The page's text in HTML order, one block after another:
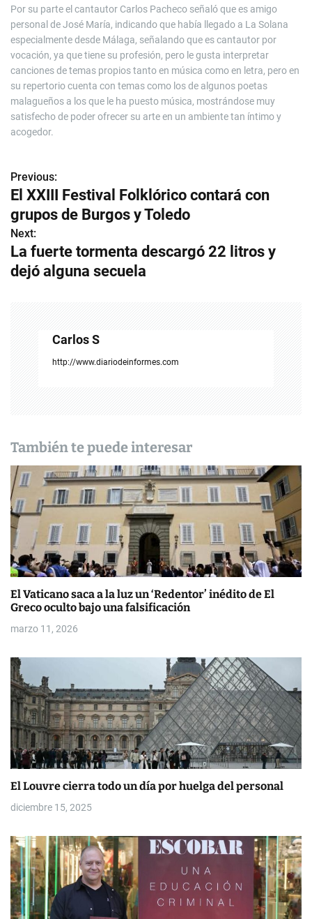
Por su parte el cantautor Carlos Pacheco señaló que es amigo
personal de José María, indicando que había llegado a La Solana
especialmente desde Málaga, señalando que es cantautor por
vocación, ya que tiene su profesión, pero le gusta interpretar
canciones de temas propios tanto en música como en letra, pero en
su repertorio cuenta con temas como los de algunos poetas
malagueños a los que le ha puesto música, mostrándose muy
satisfecho de poder ofrecer su arte en un ambiente tan íntimo y
acogedor.
N
a
v
e
d
e
e
n
t
r
a
d
a
s
Previous:
El XXIII Festival Folklórico contará con
grupos de Burgos y Toledo
Next:
La fuerte tormenta descargó 22 litros y
dejó alguna secuela
Carlos S
http://www.diariodeinformes.com
También te puede interesar
El Vaticano saca a la luz un ‘Redentor’ inédito de El
Greco oculto bajo una falsificación
marzo 11, 2026
El Louvre cierra todo un día por huelga del personal
diciembre 15, 2025